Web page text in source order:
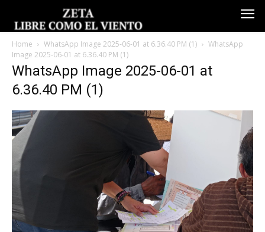
Home WhatsApp Image 2025-06-01 at 6.36.40 PM (1)
WhatsApp
Image 2025-06-01 at 6.36.40 PM (1)
WhatsApp Image 2025-06-01 at
6.36.40 PM (1)